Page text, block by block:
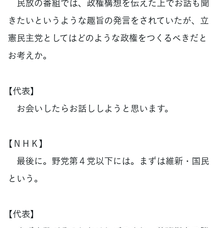
きたいというような趣旨の発言をされていたが、立
憲民主党としてはどのような政権をつくるべきだと
お考えか。
【代表】
お会いしたらお話ししようと思います。
【ＮＨＫ】
最後に。野党第４党以下には。まずは維新・国民
という。
【代表】